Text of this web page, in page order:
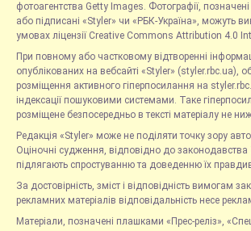
фотоагентства Getty Images. Фотографії,
або підписані «Styler» чи «РБК-Україна», можуть
умовах ліцензії Creative Commons Attribution 4.0
При повному або частковому відтворенні
опублікованих на вебсайті «Styler» (styler.rbc.ua),
розміщення активного гіперпосилання на
індексації пошуковими системами. Таке
розміщене безпосередньо в тексті матеріалу не
Редакція «Styler» може не поділяти точку зору
Оціночні судження, відповідно до законодавства
підлягають спростуванню та доведенню їх
За достовірність, зміст і відповідність вимогам
рекламних матеріалів відповідальність несе
Матеріали, позначені плашками «Прес-реліз»,